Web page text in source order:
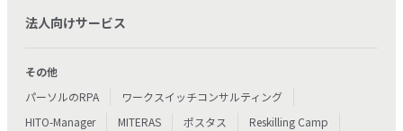
法人向けサービス
その他
パーソルのRPA
ワークスイッチコンサルティング
HITO-Manager
MITERAS ポスタス
Reskilling Camp